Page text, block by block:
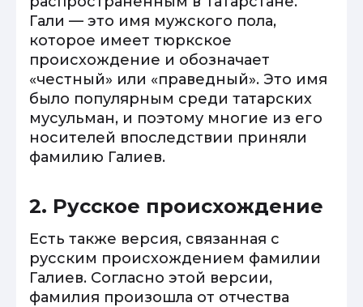
Гали — это имя мужского пола,
которое имеет тюркское
происхождение и обозначает
«честный» или «праведный». Это имя
было популярным среди татарских
мусульман, и поэтому многие из его
носителей впоследствии приняли
фамилию Галиев.
2. Русское происхождение
Есть также версия, связанная с
русским происхождением фамилии
Галиев. Согласно этой версии,
фамилия произошла от отчества